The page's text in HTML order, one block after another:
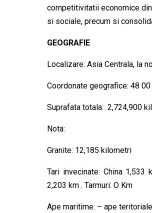
competitivitatii economice
si sociale, precum si
GEOGRAFIE
Localizare: Asia Centrala, la
Coordonate geografice: 48 00
Suprafata totala: 2,724,900
Nota:
Granite: 12,185 kilometri
Tari invecinate: China 1,533
2,203 km . Tarmuri: O Km
Ape maritime: – ape